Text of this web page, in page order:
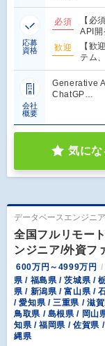
応募
資格
必須
【必
API開
歓迎
【歓
テム
会社
概要
Generative
ChatGP…
気にな
データベースエンジニア
全国フルリモー
ンジニア/外資フ
600万円～4999万円
県 / 福島県 / 茨城県 /
県 / 新潟県 / 富山県 /
/ 愛知県 / 三重県 / 滋
鳥取県 / 島根県 / 岡山
知県 / 福岡県 / 佐賀県
縄県